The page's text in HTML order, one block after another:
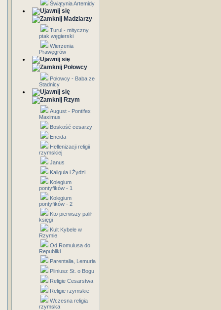
Świątynia Artemidy
Madziarzy
Turul - mityczny
ptak węgierski
Wierzenia
Prawęgrów
Połowcy
Połowcy - Baba ze
Stadnicy
Rzym
August - Pontifex
Maximus
Boskość cesarzy
Eneida
Hellenizacji religii
rzymskiej
Janus
Kaligula i Żydzi
Kolegium
pontyfików - 1
Kolegium
pontyfików - 2
Kto pierwszy palił
księgi
Kult Kybele w
Rzymie
Od Romulusa do
Republiki
Parentalia, Lemuria
Pliniusz St. o Bogu
Religie Cesarstwa
Religie rzymskie
Wczesna religia
rzymska